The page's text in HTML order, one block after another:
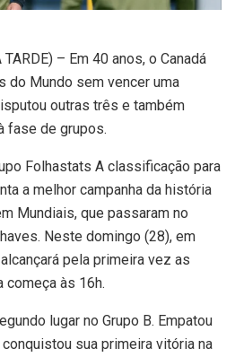
TARDE) – Em 40 anos, o Canadá
do Mundo sem vencer uma
outras três e também
fase de grupos.
Folhastats A classificação para
a melhor campanha da história
Mundiais, que passaram no
Neste domingo (28), em
pela primeira vez as
começa às 16h.
lugar no Grupo B. Empatou
sua primeira vitória na